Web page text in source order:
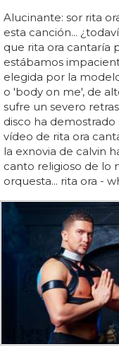
Alucinante: sor rita
esta canción...
que rita ora cantaría
estábamos
elegida por la
o 'body on me', de
sufre un severo
disco ha
vídeo de rita ora
la exnovia de calvin
canto religioso de lo
orquesta... rita ora -